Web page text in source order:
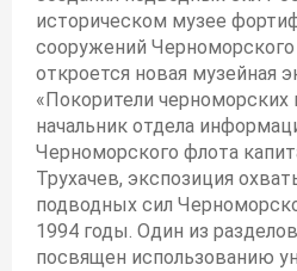
историческом музее
сооружений
откроется новая музейная
«Покорители черноморских
начальник отдела
Черноморского флота
Трухачев, экспозиция
подводных сил
1994 годы. Один из
посвящен использованию